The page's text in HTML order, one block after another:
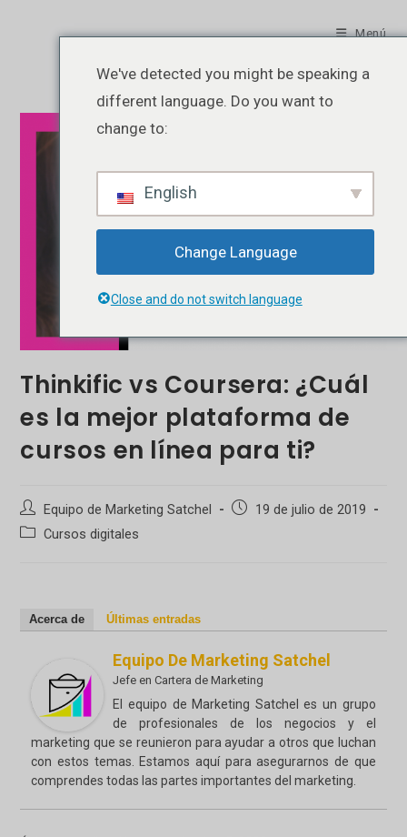
Menú
Thinkific vs Coursera: ¿Cuál
es la mejor plataforma de
cursos en línea para ti?
Autor
de
Equipo de Marketing Satchel
Publicación
19 de julio de 2019
Categoría
Cursos digitales
Acerca de Últimas entradas
Equipo De Marketing Satchel
Jefe enCartera de Marketing
El equipo de Marketing Satchel es un grupo
de profesionales de los negocios y el
marketing que se reunieron para ayudar a otros que luchan
con estos temas. Estamos aquí para asegurarnos de que
comprendes todas las partes importantes del marketing.
We've detected you might be speaking a
different language. Do you want to
change to:
English
Change Language
Close and do not switch language